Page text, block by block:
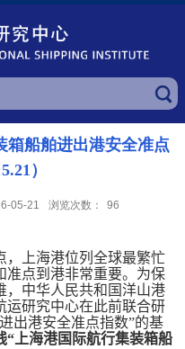
箱船舶进出港安全准点
）
05-21 浏览次数： 96
，上海港位列全球最繁忙
准点到港非常重要。为保
，中华人民共和国洋山港
运研究中心在此前联合研
出港安全准点指数”的基
“上海港国际航行集装箱船